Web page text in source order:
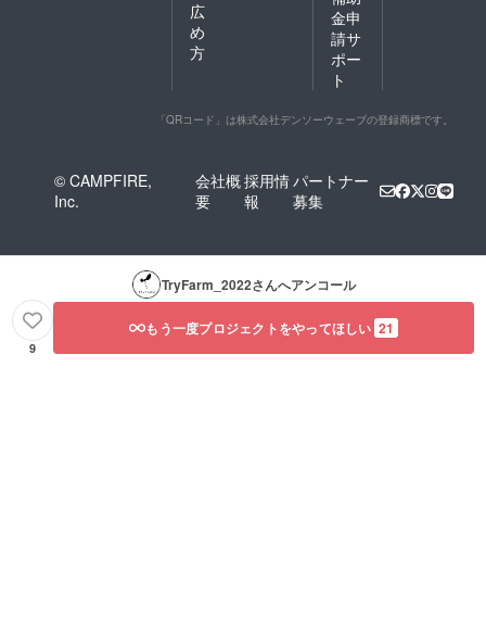
ら、早くに関心を寄せ、ご
支援くださった皆様のおか
げで、ここまで取り組みを
続けてくることができまし
た。本当にありがとうござ
広
め
方
金申
請サ
ポー
ト
「QRコード」は株式会社デンソーウェーブの登録商標です。
© CAMPFIRE,
Inc.
会社概
要
採用情
報
パートナー
募集
TryFarm_2022さんへアンコール
9
もう一度プロジェクトをやってほしい 21